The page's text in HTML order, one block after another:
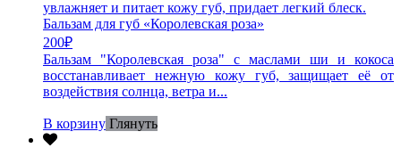
Бальзам для губ «Королевская роза»
200₽
Бальзам "Королевская роза" с маслами ши и кокоса
восстанавливает нежную кожу губ, защищает её от
воздействия солнца, ветра и...
В корзину Глянуть